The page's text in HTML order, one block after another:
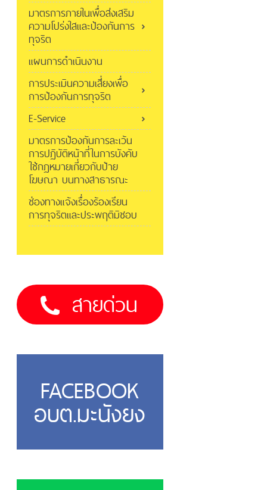
มาตรการภายในเพื่อส่งเสริม
ความโปร่งใสและป้องกันการ
ทุจริต
แผนการดำเนินงาน
การประเมินความเสี่ยงเพื่อ
การป้องกันการทุจริต
E-Service
มาตรการป้องกันการละเว้น
การปฏิบัติหน้าที่ในการบังคับ
ใช้กฎหมายเกี่ยวกับป้าย
โฆษณา บนทางสาธารณะ
ช่องทางแจ้งเรื่องร้องเรียน
การทุจริตและประพฤติมิชอบ
สายด่วน
FACEBOOK
อบต.มะนังยง